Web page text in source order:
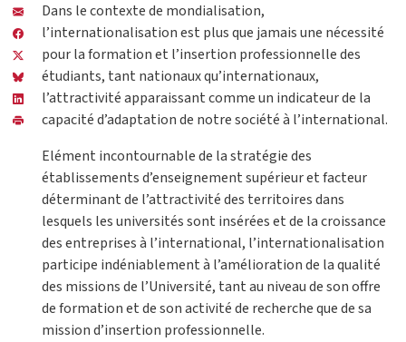
Dans le contexte de mondialisation,
l’internationalisation est plus que jamais une nécessité
pour la formation et l’insertion professionnelle des
étudiants, tant nationaux qu’internationaux,
l’attractivité apparaissant comme un indicateur de la
capacité d’adaptation de notre société à l’international.
Elément incontournable de la stratégie des
établissements d’enseignement supérieur et facteur
déterminant de l’attractivité des territoires dans
lesquels les universités sont insérées et de la croissance
des entreprises à l’international, l’internationalisation
participe indéniablement à l’amélioration de la qualité
des missions de l’Université, tant au niveau de son offre
de formation et de son activité de recherche que de sa
mission d’insertion professionnelle.